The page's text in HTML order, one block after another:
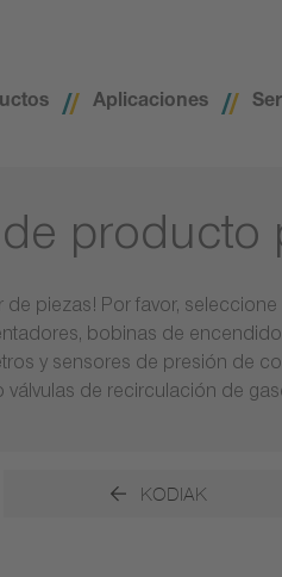
Aplicaciones
producto
piezas! Por favor,
bobinas de
y sensores de presión de
válvulas de recirculación de
KODIAK